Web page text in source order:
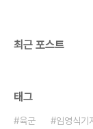
최근 포스트
태그
육군 임영식기